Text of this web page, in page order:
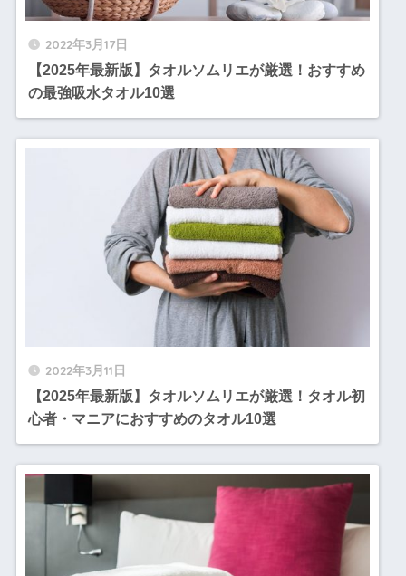
2022年3月17日
【2025年最新版】タオルソムリエが厳選！おすすめ
の最強吸水タオル10選
2022年3月11日
【2025年最新版】タオルソムリエが厳選！タオル初
心者・マニアにおすすめのタオル10選